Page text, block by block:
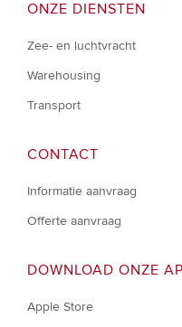
ONZE DIENSTEN
Zee- en luchtvracht
Warehousing
Transport
CONTACT
Informatie aanvraag
Offerte aanvraag
DOWNLOAD ONZE
Apple Store